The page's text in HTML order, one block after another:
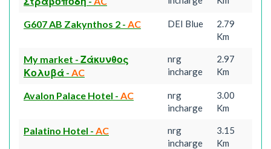
G607 AB Zakynthos 2 - AC DEI Blue
2.79
Km
My market - Ζάκυνθος
Κολυβά - AC
nrg
incharge
2.97
Km
Avalon Palace Hotel - AC
nrg
incharge
3.00
Km
Palatino Hotel - AC
nrg
incharge
3.15
Km